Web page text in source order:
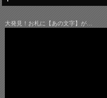
大発見！お札に【あの文字】が…